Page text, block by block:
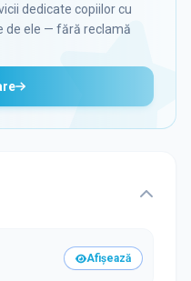
dedicate copiilor cu
de ele — fără reclamă
Afișează